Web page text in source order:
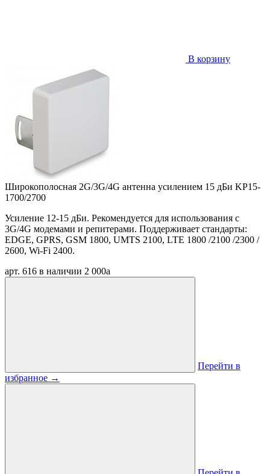
В корзину
Широкополосная 2G/3G/4G антенна усилением 15 дБи KP15-
1700/2700
Усиление 12-15 дБи. Рекомендуется для использования с
3G/4G модемами и репитерами. Поддерживает стандарты:
EDGE, GPRS, GSM 1800, UMTS 2100, LTE 1800 /2100 /2300 /
2600, Wi-Fi 2400.
арт. 616 в наличии 2 000a
Перейти в
избранное →